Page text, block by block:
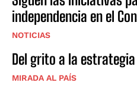
independencia en el
NOTICIAS
Del grito a la estrategia
MIRADA AL PAÍS